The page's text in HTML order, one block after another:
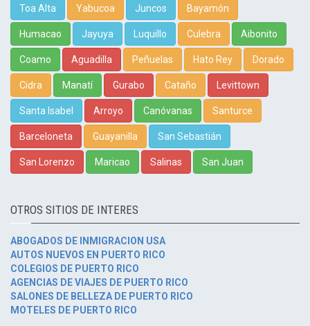
Toa Alta Yabucoa Juncos Bayamón
Humacao Jayuya Luquillo Culebra Aibonito
Coamo Aguadilla Peñuelas Hato Rey Dorado
Cidra Manatí Gurabo Cataño Levittown
Santa Isabel Arroyo Canóvanas Santurce
Barceloneta Guayanilla San Sebastián
San Lorenzo Maricao Salinas San Juan
OTROS SITIOS DE INTERES
ABOGADOS DE INMIGRACION USA
AUTOS NUEVOS EN PUERTO RICO
COLEGIOS DE PUERTO RICO
AGENCIAS DE VIAJES DE PUERTO RICO
SALONES DE BELLEZA DE PUERTO RICO
MOTELES DE PUERTO RICO